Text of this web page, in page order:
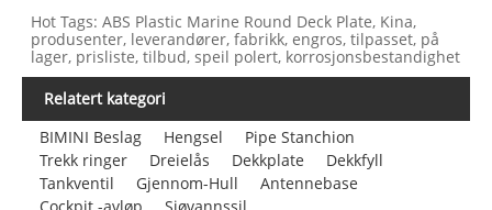
Hot Tags: ABS Plastic Marine Round Deck Plate, Kina,
produsenter, leverandører, fabrikk, engros, tilpasset, på
lager, prisliste, tilbud, speil polert, korrosjonsbestandighet
Relatert kategori
BIMINI Beslag
Hengsel
Pipe Stanchion
Trekk ringer
Dreielås Dekkplate
Dekkfyll
Tankventil
Gjennom-Hull
Antennebase